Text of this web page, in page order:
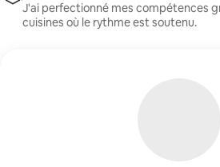
J'ai perfectionné mes compétences
cuisines où le rythme est soutenu.